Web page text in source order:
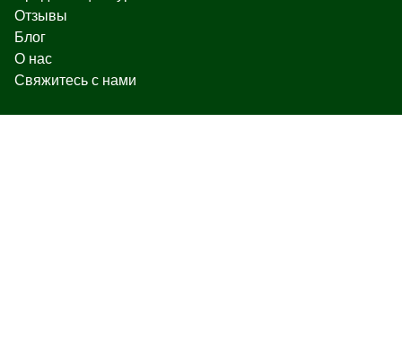
Отзывы
Блог
О нас
Свяжитесь с нами